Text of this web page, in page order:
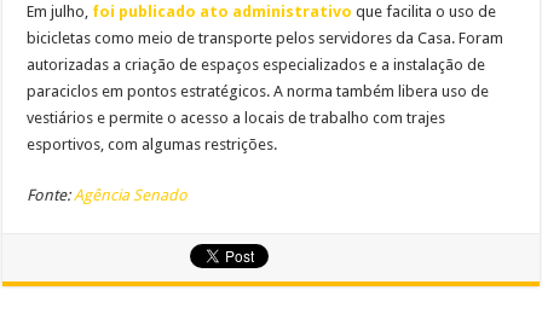
Em julho, foi publicado ato administrativo que facilita o uso de
bicicletas como meio de transporte pelos servidores da Casa. Foram
autorizadas a criação de espaços especializados e a instalação de
paraciclos em pontos estratégicos. A norma também libera uso de
vestiários e permite o acesso a locais de trabalho com trajes
esportivos, com algumas restrições.
Fonte:Agência Senado